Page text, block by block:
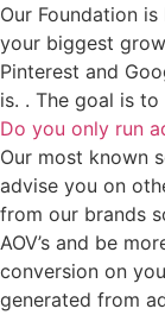
Our Foundation
your biggest
Pinterest and
is. . The goal is to
Do you only run
Our most known
advise you on
from our brands
AOV’s and be
conversion on
generated from